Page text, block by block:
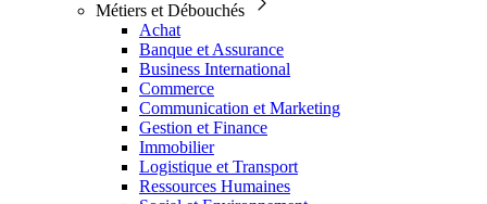
Métiers et Débouchés
Achat
Banque et Assurance
Business International
Commerce
Communication et Marketing
Gestion et Finance
Immobilier
Logistique et Transport
Ressources Humaines